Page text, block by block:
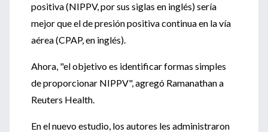
positiva (NIPPV, por sus siglas en inglés) sería
mejor que el de presión positiva continua en la vía
aérea (CPAP, en inglés).
Ahora, "el objetivo es identificar formas simples
de proporcionar NIPPV", agregó Ramanathan a
Reuters Health.
En el nuevo estudio, los autores les administraron